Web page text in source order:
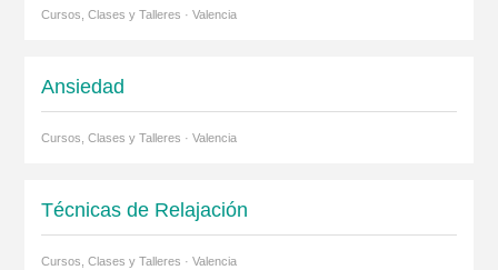
Cursos, Clases y Talleres · Valencia
Ansiedad
Cursos, Clases y Talleres · Valencia
Técnicas de Relajación
Cursos, Clases y Talleres · Valencia